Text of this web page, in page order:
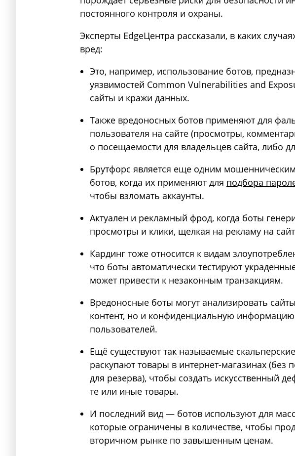
постоянного контроля и охраны.
Эксперты EdgeЦентра рассказали, в каких
вред:
Это, например, использование ботов,
уязвимостей Common Vulnerabilities and
сайты и кражи данных.
Также вредоносных ботов применяют для
пользователя на сайте (просмотры,
о посещаемости для владельцев сайта, либо
Брутфорс является еще одним
ботов, когда их применяют для подбора
чтобы взломать аккаунты.
Актуален и рекламный фрод, когда боты
просмотры и клики, щелкая на рекламу на
Кардинг тоже относится к видам
что боты автоматически тестируют
может привести к незаконным транзакциям.
Вредоносные боты могут анализировать
контент, но и конфиденциальную
пользователей.
Ещё существуют так называемые
раскупают товары в интернет-магазинах (без
для резерва), чтобы создать искусственный
те или иные товары.
И последний вид — ботов используют для
которые ограничены в количестве, чтобы
вторичном рынке по завышенным ценам.